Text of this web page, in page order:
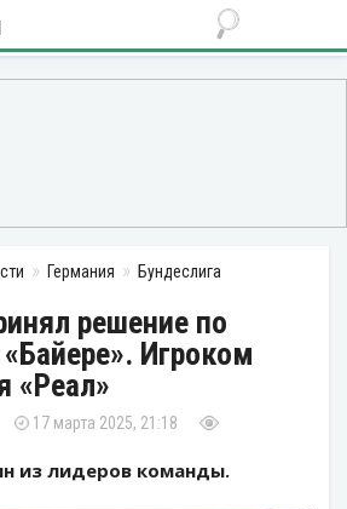
Германия Бундеслига
решение по
Игроком
«Реал»
17 марта 2025, 21:18
из лидеров команды.